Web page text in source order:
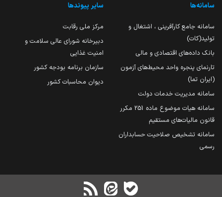
سامانه‌ها
سامانه جامع کارآفرینی ، اشتغال و
تولید(کات)
بانک داده‌های اقتصادی و مالی
تارنمای پنجره واحد محیط‌های آزمون
(ایران تما)
سامانه مدیریت خدمات دولت
سامانه هیات موضوع ماده 251 مکرر
قانون مالیات‌های مستقیم
سامانه تشخیص صلاحیت حسابداران
رسمی
سایر پیوندها
مرکز ملی رقابت
دبیرخانه شورای عالی سلامت و
امنیت غذایی
سازمان برنامه بودجه کشور
دیوان محاسبات کشور